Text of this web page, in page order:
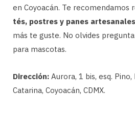
en Coyoacán. Te recomendamos
tés, postres y panes artesanales
más te guste. No olvides
para mascotas.
Dirección: Aurora, 1 bis, esq.
Catarina, Coyoacán, CDMX.